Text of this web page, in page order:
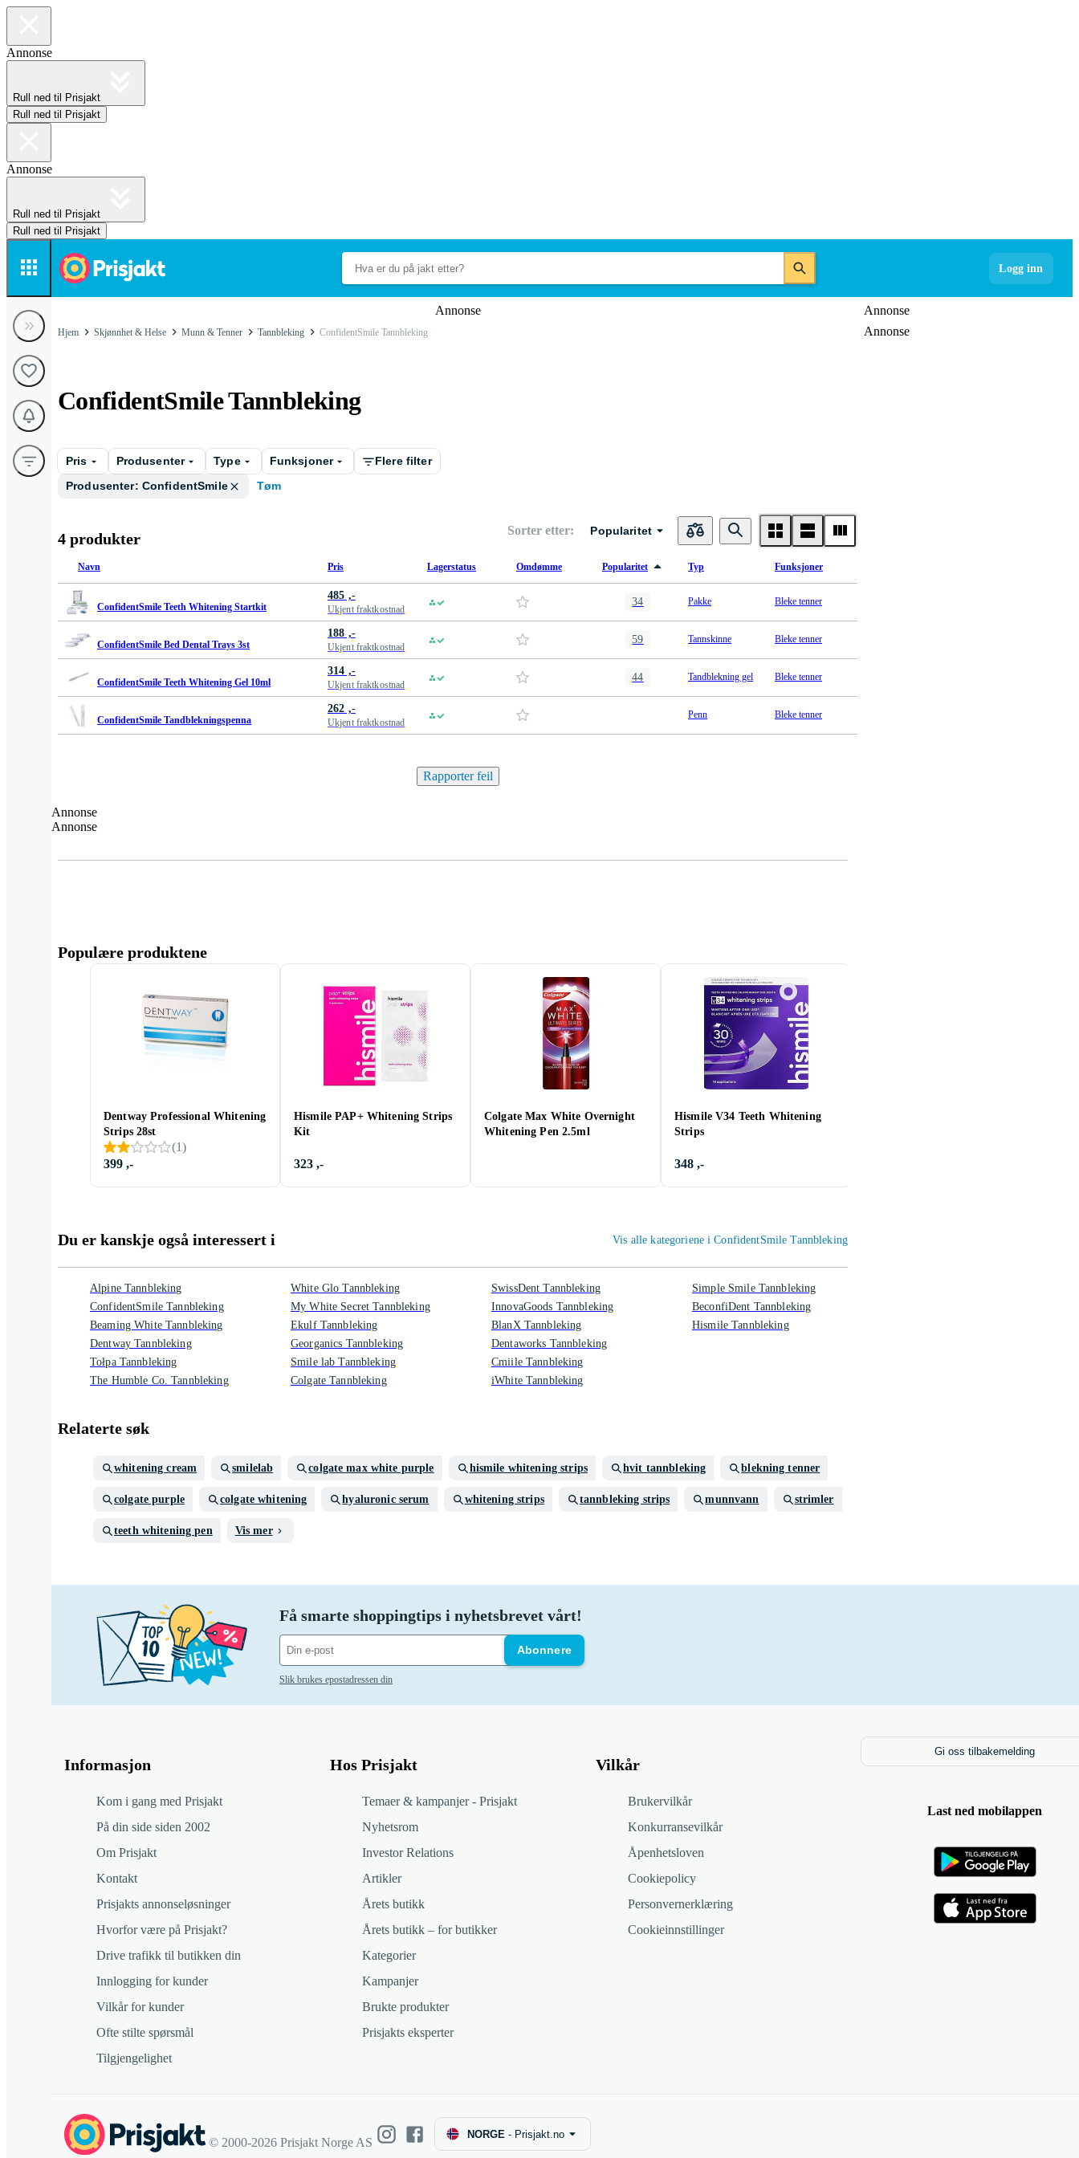
Annonse
Rull ned til Prisjakt
Rull ned til Prisjakt
Annonse
Rull ned til Prisjakt
Rull ned til Prisjakt
Logg inn
Annonse
Annonse
Annonse
Hjem Skjønnhet & Helse Munn & Tenner Tannbleking ConfidentSmile Tannbleking
ConfidentSmile Tannbleking
Pris Produsenter Type Funksjoner
Flere filter
Produsenter: ConfidentSmile
Tøm
4 produkter Sorter etter: Popularitet
Navn Pris Lagerstatus Omdømme Popularitet Typ Funksjoner
ConfidentSmile Teeth Whitening Startkit
485 ,-
Ukjent fraktkostnad
34 Pakke Bleke tenner
ConfidentSmile Bed Dental Trays 3st
188 ,-
Ukjent fraktkostnad
59 Tannskinne Bleke tenner
ConfidentSmile Teeth Whitening Gel 10ml
314 ,-
Ukjent fraktkostnad
44 Tandblekning gel Bleke tenner
ConfidentSmile Tandblekningspenna
262 ,-
Ukjent fraktkostnad
Penn Bleke tenner
Rapporter feil
Annonse
Annonse
Populære produktene
Dentway Professional Whitening
Strips 28st
(1)
399 ,-
Hismile PAP+ Whitening Strips
Kit
323 ,-
Colgate Max White Overnight
Whitening Pen 2.5ml
Hismile V34 Teeth Whitening
Strips
348 ,-
Du er kanskje også interessert i Vis alle kategoriene i ConfidentSmile Tannbleking
Alpine Tannbleking
ConfidentSmile Tannbleking
Beaming White Tannbleking
Dentway Tannbleking
Tołpa Tannbleking
The Humble Co. Tannbleking
White Glo Tannbleking
My White Secret Tannbleking
Ekulf Tannbleking
Georganics Tannbleking
Smile lab Tannbleking
Colgate Tannbleking
SwissDent Tannbleking
InnovaGoods Tannbleking
BlanX Tannbleking
Dentaworks Tannbleking
Cmiile Tannbleking
iWhite Tannbleking
Simple Smile Tannbleking
BeconfiDent Tannbleking
Hismile Tannbleking
Relaterte søk
whitening cream smilelab colgate max white purple hismile whitening strips hvit tannbleking blekning tenner
colgate purple colgate whitening hyaluronic serum whitening strips tannbleking strips munnvann strimler
teeth whitening pen Vis mer
Få smarte shoppingtips i nyhetsbrevet vårt!
Abonnere
Slik brukes epostadressen din
Informasjon
Kom i gang med Prisjakt
På din side siden 2002
Om Prisjakt
Kontakt
Prisjakts annonseløsninger
Hvorfor være på Prisjakt?
Drive trafikk til butikken din
Innlogging for kunder
Vilkår for kunder
Ofte stilte spørsmål
Tilgjengelighet
Hos Prisjakt
Temaer & kampanjer - Prisjakt
Nyhetsrom
Investor Relations
Artikler
Årets butikk
Årets butikk – for butikker
Kategorier
Kampanjer
Brukte produkter
Prisjakts eksperter
Vilkår
Brukervilkår
Konkurransevilkår
Åpenhetsloven
Cookiepolicy
Personvernerklæring
Cookieinnstillinger
Gi oss tilbakemelding
Last ned mobilappen
© 2000-2026 Prisjakt Norge AS
NORGE - Prisjakt.no